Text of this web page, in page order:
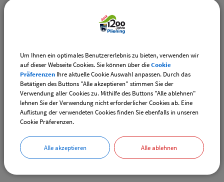
4. EIP-Familien-Event - Der Kasperl kommt
Termin:
20.10.2024 von 15:00bis 18:00 Uhr
Kategorie:
Ort:
Familienland Pliening
Um Ihnen ein optimales Benutzererlebnis zu bieten, verwenden wir
auf dieser Webseite Cookies. Sie können über dieCookie
Präferenzen Ihre aktuelle Cookie Auswahl anpassen. Durch das
Betätigen des Buttons "Alle akzeptieren" stimmen Sie der
Verwendung aller Cookies zu. Mithilfe des Buttons "Alle ablehnen"
lehnen Sie der Verwendung nicht erforderlicher Cookies ab. Eine
Auflistung der verwendeten Cookies finden Sie ebenfalls in unseren
Cookie Präferenzen.
Alle akzeptieren Alle ablehnen